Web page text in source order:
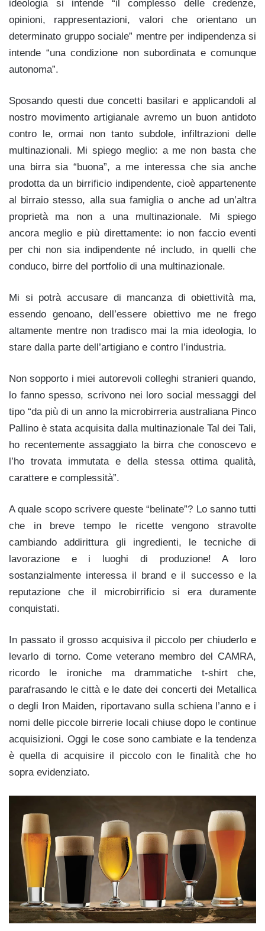
ideologia si intende “il complesso delle credenze,
opinioni, rappresentazioni, valori che orientano un
determinato gruppo sociale” mentre per indipendenza si
intende “una condizione non subordinata e comunque
autonoma”.
Sposando questi due concetti basilari e applicandoli al
nostro movimento artigianale avremo un buon antidoto
contro le, ormai non tanto subdole, infiltrazioni delle
multinazionali. Mi spiego meglio: a me non basta che
una birra sia “buona”, a me interessa che sia anche
prodotta da un birrificio indipendente, cioè appartenente
al birraio stesso, alla sua famiglia o anche ad un’altra
proprietà ma non a una multinazionale. Mi spiego
ancora meglio e più direttamente: io non faccio eventi
per chi non sia indipendente né includo, in quelli che
conduco, birre del portfolio di una multinazionale.
Mi si potrà accusare di mancanza di obiettività ma,
essendo genoano, dell’essere obiettivo me ne frego
altamente mentre non tradisco mai la mia ideologia, lo
stare dalla parte dell’artigiano e contro l’industria.
Non sopporto i miei autorevoli colleghi stranieri quando,
lo fanno spesso, scrivono nei loro social messaggi del
tipo “da più di un anno la microbirreria australiana Pinco
Pallino è stata acquisita dalla multinazionale Tal dei Tali,
ho recentemente assaggiato la birra che conoscevo e
l’ho trovata immutata e della stessa ottima qualità,
carattere e complessità”.
A quale scopo scrivere queste “belinate”? Lo sanno tutti
che in breve tempo le ricette vengono stravolte
cambiando addirittura gli ingredienti, le tecniche di
lavorazione e i luoghi di produzione! A loro
sostanzialmente interessa il brand e il successo e la
reputazione che il microbirrificio si era duramente
conquistati.
In passato il grosso acquisiva il piccolo per chiuderlo e
levarlo di torno. Come veterano membro del CAMRA,
ricordo le ironiche ma drammatiche t-shirt che,
parafrasando le città e le date dei concerti dei Metallica
o degli Iron Maiden, riportavano sulla schiena l’anno e i
nomi delle piccole birrerie locali chiuse dopo le continue
acquisizioni. Oggi le cose sono cambiate e la tendenza
è quella di acquisire il piccolo con le finalità che ho
sopra evidenziato.